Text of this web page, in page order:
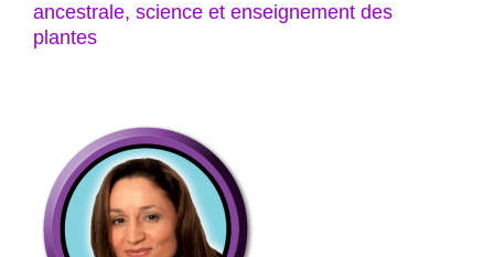
ancestrale, science et enseignement des
plantes